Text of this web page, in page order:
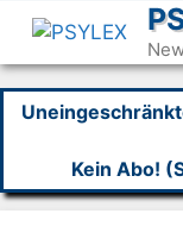
Kein Abo!